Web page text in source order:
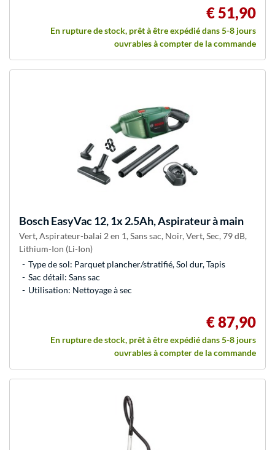
€ 51,90
En rupture de stock, prêt à être expédié dans 5-8 jours
ouvrables à compter de la commande
BoschEasyVac 12, 1x 2.5Ah, Aspirateur à main
Vert, Aspirateur-balai 2 en 1, Sans sac, Noir, Vert, Sec, 79 dB,
Lithium-Ion (Li-Ion)
Type de sol: Parquet plancher/stratifié, Sol dur, Tapis
Sac détail: Sans sac
Utilisation: Nettoyage à sec
€ 87,90
En rupture de stock, prêt à être expédié dans 5-8 jours
ouvrables à compter de la commande